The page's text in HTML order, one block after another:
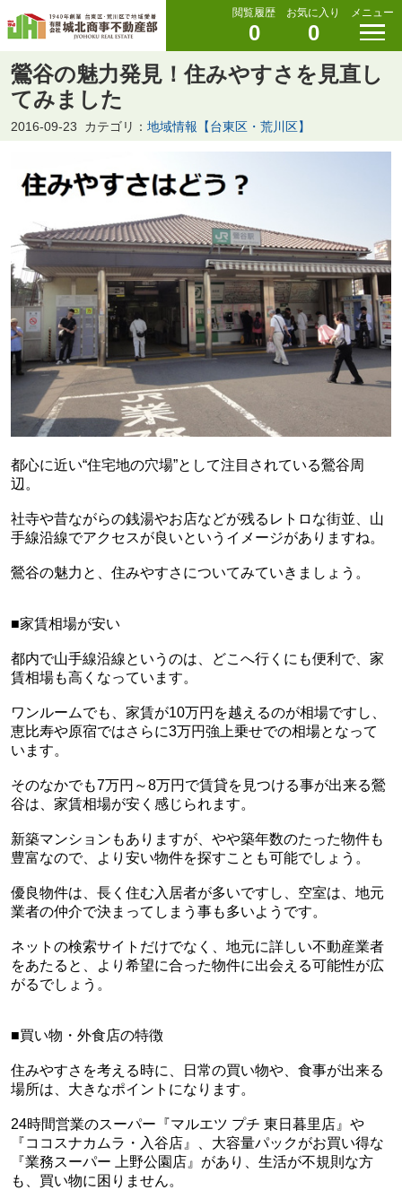
閲覧履歴
0
お気に入り
0
メニュー
鶯谷の魅力発見！住みやすさを見直し
てみました
2016-09-23 カテゴリ： 地域情報【台東区・荒川区】
都心に近い“住宅地の穴場”として注目されている鶯谷周
辺。
社寺や昔ながらの銭湯やお店などが残るレトロな街並、山
手線沿線でアクセスが良いというイメージがありますね。
鶯谷の魅力と、住みやすさについてみていきましょう。
■家賃相場が安い
都内で山手線沿線というのは、どこへ行くにも便利で、家
賃相場も高くなっています。
ワンルームでも、家賃が10万円を越えるのが相場ですし、
恵比寿や原宿ではさらに3万円強上乗せでの相場となって
います。
そのなかでも7万円～8万円で賃貸を見つける事が出来る鶯
谷は、家賃相場が安く感じられます。
新築マンションもありますが、やや築年数のたった物件も
豊富なので、より安い物件を探すことも可能でしょう。
優良物件は、長く住む入居者が多いですし、空室は、地元
業者の仲介で決まってしまう事も多いようです。
ネットの検索サイトだけでなく、地元に詳しい不動産業者
をあたると、より希望に合った物件に出会える可能性が広
がるでしょう。
■買い物・外食店の特徴
住みやすさを考える時に、日常の買い物や、食事が出来る
場所は、大きなポイントになります。
24時間営業のスーパー『マルエツ プチ 東日暮里店』や
『ココスナカムラ・入谷店』、大容量パックがお買い得な
『業務スーパー 上野公園店』があり、生活が不規則な方
も、買い物に困りません。